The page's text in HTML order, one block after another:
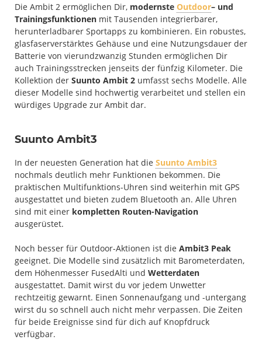
Die Ambit 2 ermöglichen Dir, modernste Outdoor– und
Trainingsfunktionen mit Tausenden integrierbarer,
herunterladbarer Sportapps zu kombinieren. Ein robustes,
glasfaserverstärktes Gehäuse und eine Nutzungsdauer der
Batterie von vierundzwanzig Stunden ermöglichen Dir
auch Trainingsstrecken jenseits der fünfzig Kilometer. Die
Kollektion der Suunto Ambit 2 umfasst sechs Modelle. Alle
dieser Modelle sind hochwertig verarbeitet und stellen ein
würdiges Upgrade zur Ambit dar.
Suunto Ambit3
In der neuesten Generation hat die Suunto Ambit3
nochmals deutlich mehr Funktionen bekommen. Die
praktischen Multifunktions-Uhren sind weiterhin mit GPS
ausgestattet und bieten zudem Bluetooth an. Alle Uhren
sind mit einer kompletten Routen-Navigation
ausgerüstet.
Noch besser für Outdoor-Aktionen ist die Ambit3 Peak
geeignet. Die Modelle sind zusätzlich mit Barometerdaten,
dem Höhenmesser FusedAlti und Wetterdaten
ausgestattet. Damit wirst du vor jedem Unwetter
rechtzeitig gewarnt. Einen Sonnenaufgang und -untergang
wirst du so schnell auch nicht mehr verpassen. Die Zeiten
für beide Ereignisse sind für dich auf Knopfdruck
verfügbar.